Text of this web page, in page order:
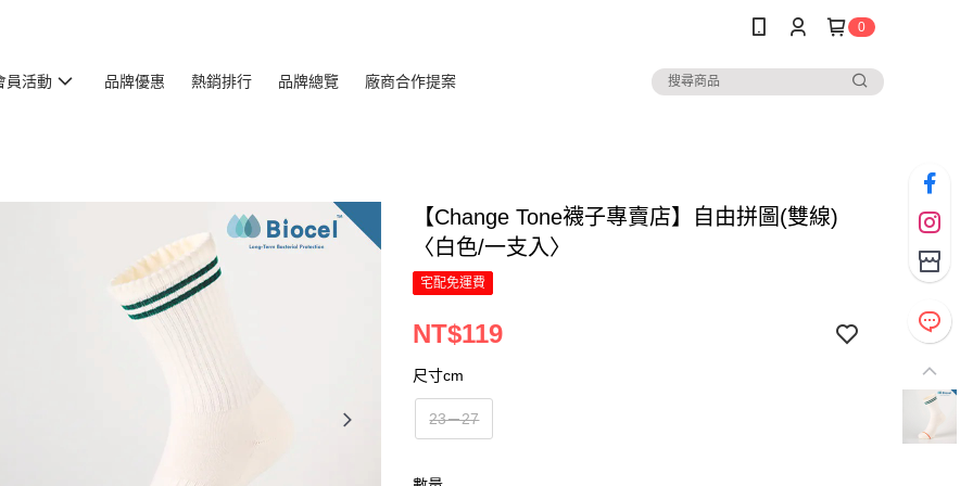
0
員活動 品牌優惠 熱銷排行 品牌總覽 廠商合作提案
【Change Tone襪子專賣店】自由拼圖(雙線)
〈白色/一支入〉
宅配免運費
NT$119
尺寸cm
23－27